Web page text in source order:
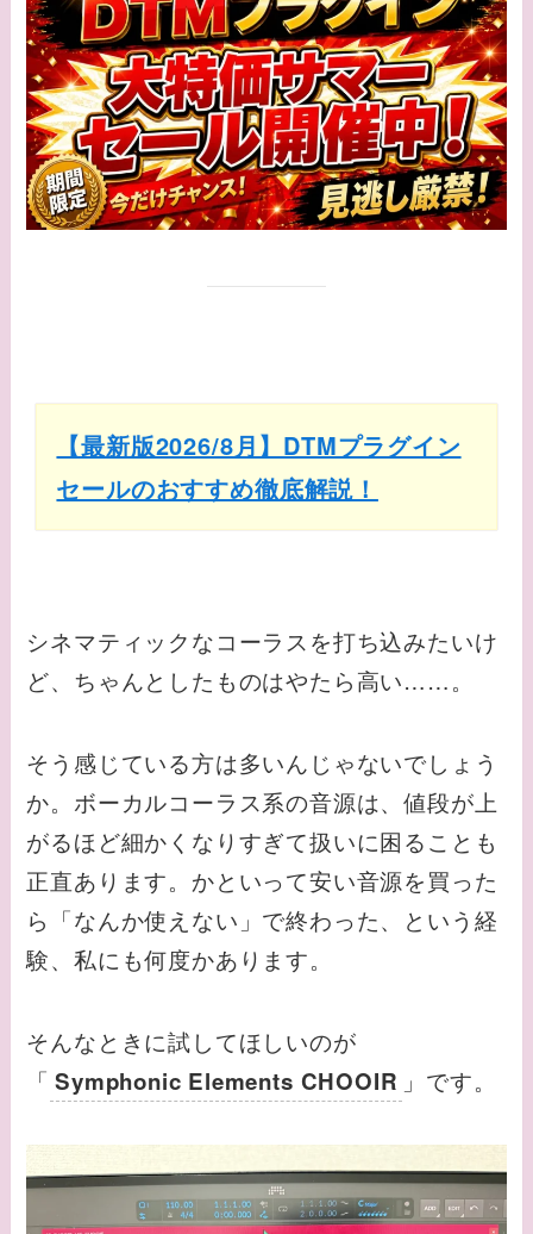
【最新版2026/8月】DTMプラグイン
セールのおすすめ徹底解説！
シネマティックなコーラスを打ち込みたいけ
ど、ちゃんとしたものはやたら高い……。
そう感じている方は多いんじゃないでしょう
か。ボーカルコーラス系の音源は、値段が上
がるほど細かくなりすぎて扱いに困ることも
正直あります。かといって安い音源を買った
ら「なんか使えない」で終わった、という経
験、私にも何度かあります。
そんなときに試してほしいのが
「 Symphonic Elements CHOOIR 」です。